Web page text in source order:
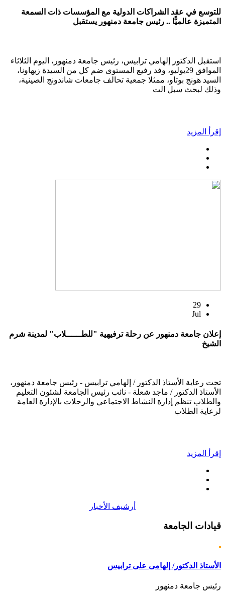
للتوسع في عقد الشراكات الدولية مع المؤسسات ذات السمعة
المتميزة عالميًّا .. رئيس جامعة دمنهور يستقبل
استقبل الدكتور إلهامي ترابيس، رئيس جامعة دمنهور، اليوم الثلاثاء
الموافق 29يوليو، وفد رفيع المستوى ضم كل من السيدة زيهاونا،
السيد هونج بوتاو، ممثلا جمعية تحالف جامعات شاندونج الصينية،
وذلك لبحث سبل الت
إقرأ المزيد
29
Jul
إعلان جامعة دمنهور عن رحلة ترفيهية "للطــــــلاب" لمدينة شرم
الشيخ
تحت رعاية الأستاذ الدكتور / إلهامي ترابيس - رئيس جامعة دمنهور،
الأستاذ الدكتور / ماجد شعلة - نائب رئيس الجامعة لشئون التعليم
والطلاب تنظم إدارة النشاط الاجتماعي والرحلات بالإدارة العامة
لرعاية الطلاب
إقرأ المزيد
أرشيف الأخبار
قيادات الجامعة
الأستاذ الدكتور/ إلهامى على ترابيس
رئيس جامعة دمنهور